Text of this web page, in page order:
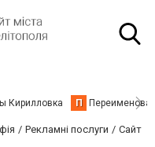
Кирилловка П
Рекламні послуги
Сайт